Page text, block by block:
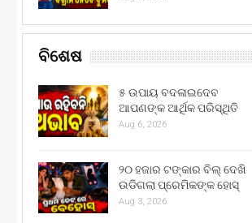
ବିଶେଷ
୫ ଉପାୟ ବଦଳାଇଦେବ
ଆପଣଙ୍କ ଆର୍ଥିକ ପରିସ୍ଥିତି
Aug 6, 2026
୨୦ ହଜାର ଟଙ୍କାର ବିଲ୍ ଦେଖି
ଉଡିଗଲା ପ୍ରେମିକଙ୍କ ହୋସ୍
Aug 3, 2026